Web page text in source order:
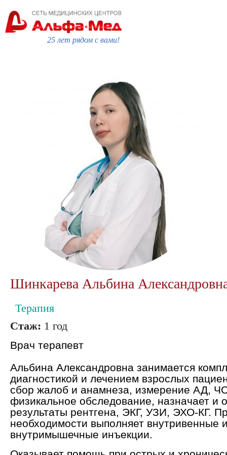
25 лет рядом с вами!
Шинкарева Альбина
Терапия
Стаж: 1 год
Врач терапевт
Альбина Александровна занимается
диагностикой и лечением взрослых
сбор жалоб и анамнеза, измерение АД,
физикальное обследование, назначает и
результаты рентгена, ЭКГ, УЗИ, ЭХО-КГ.
необходимости выполняет внутривенные
внутримышечные инъекции.